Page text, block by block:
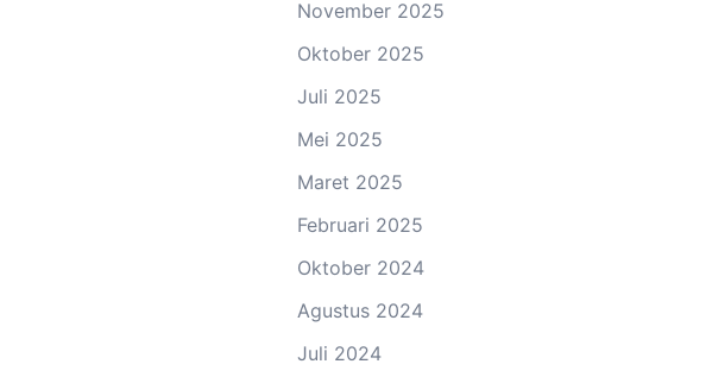
November 2025
Oktober 2025
Juli 2025
Mei 2025
Maret 2025
Februari 2025
Oktober 2024
Agustus 2024
Juli 2024